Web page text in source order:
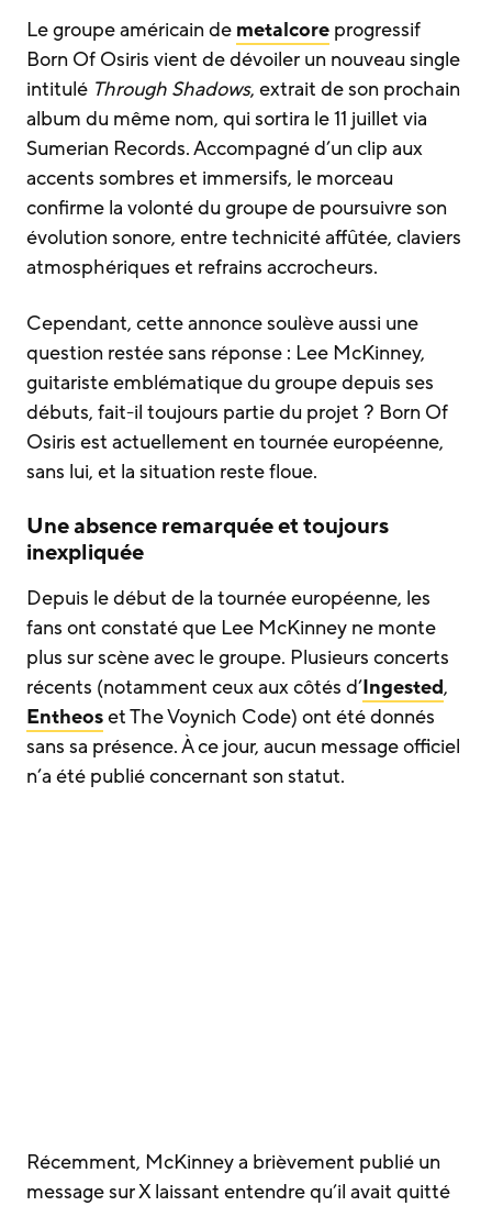
Le groupe américain de metalcore progressif
Born Of Osiris vient de dévoiler un nouveau single
intitulé Through Shadows, extrait de son prochain
album du même nom, qui sortira le 11 juillet via
Sumerian Records. Accompagné d’un clip aux
accents sombres et immersifs, le morceau
confirme la volonté du groupe de poursuivre son
évolution sonore, entre technicité affûtée, claviers
atmosphériques et refrains accrocheurs.
Cependant, cette annonce soulève aussi une
question restée sans réponse : Lee McKinney,
guitariste emblématique du groupe depuis ses
débuts, fait-il toujours partie du projet ? Born Of
Osiris est actuellement en tournée européenne,
sans lui, et la situation reste floue.
Une absence remarquée et toujours
inexpliquée
Depuis le début de la tournée européenne, les
fans ont constaté que Lee McKinney ne monte
plus sur scène avec le groupe. Plusieurs concerts
récents (notamment ceux aux côtés d’Ingested,
Entheoset The Voynich Code) ont été donnés
sans sa présence. À ce jour, aucun message officiel
n’a été publié concernant son statut.
Récemment, McKinney a brièvement publié un
message sur X laissant entendre qu’il avait quitté